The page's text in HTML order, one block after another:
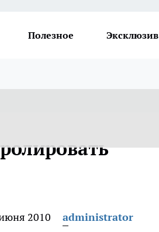
Полезное Эксклюзив
2010
administrator